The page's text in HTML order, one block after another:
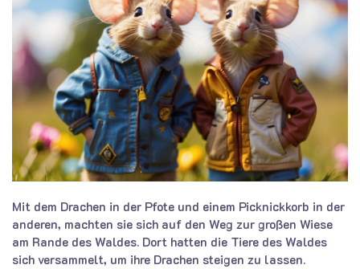
Mit dem Drachen in der Pfote und einem Picknickkorb in der
anderen, machten sie sich auf den Weg zur großen Wiese
am Rande des Waldes. Dort hatten die Tiere des Waldes
sich versammelt, um ihre Drachen steigen zu lassen.